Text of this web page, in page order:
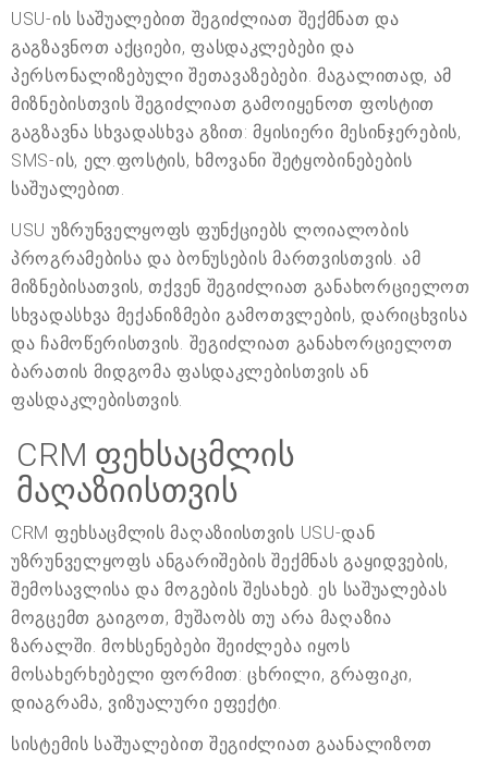
USU-ის საშუალებით შეგიძლიათ შექმნათ და
გაგზავნოთ აქციები, ფასდაკლებები და
პერსონალიზებული შეთავაზებები. მაგალითად, ამ
მიზნებისთვის შეგიძლიათ გამოიყენოთ ფოსტით
გაგზავნა სხვადასხვა გზით: მყისიერი მესინჯერების,
SMS-ის, ელ.ფოსტის, ხმოვანი შეტყობინებების
საშუალებით.
USU უზრუნველყოფს ფუნქციებს ლოიალობის
პროგრამებისა და ბონუსების მართვისთვის. ამ
მიზნებისათვის, თქვენ შეგიძლიათ განახორციელოთ
სხვადასხვა მექანიზმები გამოთვლების, დარიცხვისა
და ჩამოწერისთვის. შეგიძლიათ განახორციელოთ
ბარათის მიდგომა ფასდაკლებისთვის ან
ფასდაკლებისთვის.
CRM ფეხსაცმლის
მაღაზიისთვის
CRM ფეხსაცმლის მაღაზიისთვის USU-დან
უზრუნველყოფს ანგარიშების შექმნას გაყიდვების,
შემოსავლისა და მოგების შესახებ. ეს საშუალებას
მოგცემთ გაიგოთ, მუშაობს თუ არა მაღაზია
ზარალში. მოხსენებები შეიძლება იყოს
მოსახერხებელი ფორმით: ცხრილი, გრაფიკი,
დიაგრამა, ვიზუალური ეფექტი.
სისტემის საშუალებით შეგიძლიათ გაანალიზოთ